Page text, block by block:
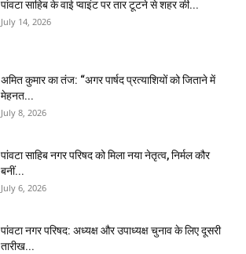
पांवटा साहिब के वाई प्वाइंट पर तार टूटने से शहर की...
July 14, 2026
अमित कुमार का तंज: “अगर पार्षद प्रत्याशियों को जिताने में
मेहनत...
July 8, 2026
पांवटा साहिब नगर परिषद को मिला नया नेतृत्व, निर्मल कौर
बनीं...
July 6, 2026
पांवटा नगर परिषद: अध्यक्ष और उपाध्यक्ष चुनाव के लिए दूसरी
तारीख...